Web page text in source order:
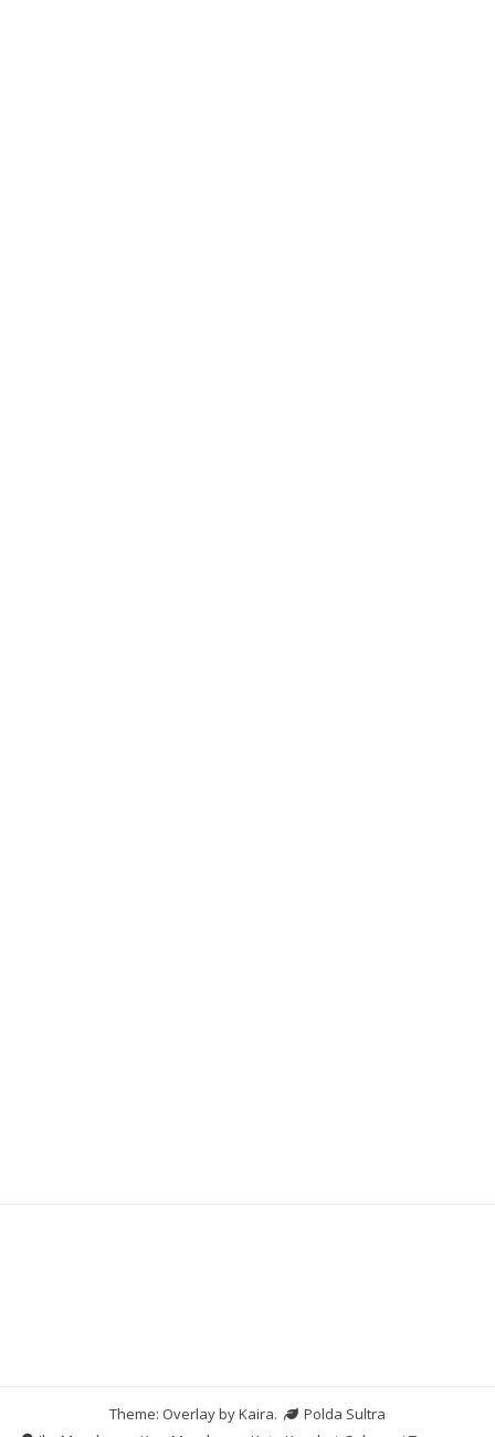
Theme: Overlay byKaira.
Polda Sultra